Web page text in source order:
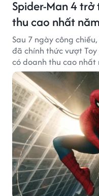
Spider-Man 4
thu cao nhất
Sau 7 ngày công
đã chính thức vượt
có doanh thu cao nhất